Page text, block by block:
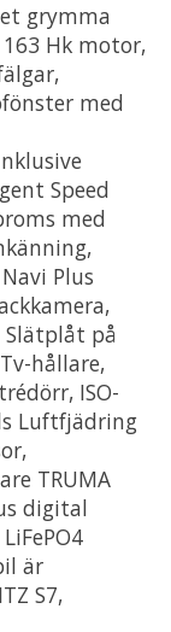
grymma
Hk motor,
med
Speed
med
Plus
på
hållare,
ISO-
Luftfjädring
TRUMA
digital
är
S7,